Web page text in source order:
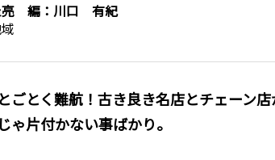
編： 川口 有紀
ごとく難航！古き良き名店とチェーン
ゃ片付かない事ばかり。